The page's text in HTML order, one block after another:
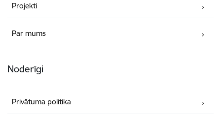
Projekti
Par mums
Noderīgi
Privātuma politika